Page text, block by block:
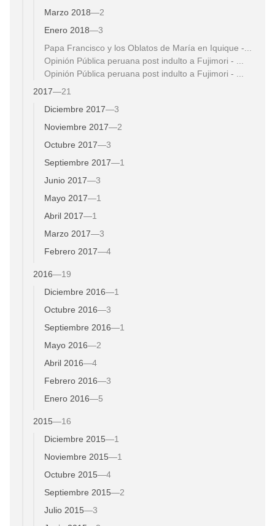
Marzo 2018—2
Enero 2018—3
Papa Francisco y los Oblatos de María en Iquique -...
Opinión Pública peruana post indulto a Fujimori - ...
Opinión Pública peruana post indulto a Fujimori - ...
2017—21
Diciembre 2017—3
Noviembre 2017—2
Octubre 2017—3
Septiembre 2017—1
Junio 2017—3
Mayo 2017—1
Abril 2017—1
Marzo 2017—3
Febrero 2017—4
2016—19
Diciembre 2016—1
Octubre 2016—3
Septiembre 2016—1
Mayo 2016—2
Abril 2016—4
Febrero 2016—3
Enero 2016—5
2015—16
Diciembre 2015—1
Noviembre 2015—1
Octubre 2015—4
Septiembre 2015—2
Julio 2015—3